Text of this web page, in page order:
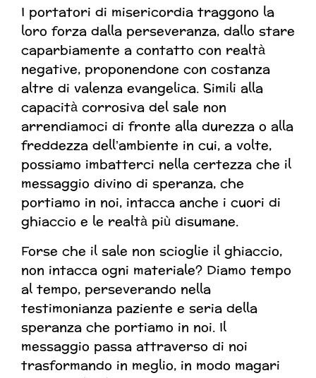
I portatori di misericordia traggono la
loro forza dalla perseveranza, dallo stare
caparbiamente a contatto con realtà
negative, proponendone con costanza
altre di valenza evangelica. Simili alla
capacità corrosiva del sale non
arrendiamoci di fronte alla durezza o alla
freddezza dell’ambiente in cui, a volte,
possiamo imbatterci nella certezza che il
messaggio divino di speranza, che
portiamo in noi, intacca anche i cuori di
ghiaccio e le realtà più disumane.
Forse che il sale non scioglie il ghiaccio,
non intacca ogni materiale? Diamo tempo
al tempo, perseverando nella
testimonianza paziente e seria della
speranza che portiamo in noi. Il
messaggio passa attraverso di noi
trasformando in meglio, in modo magari